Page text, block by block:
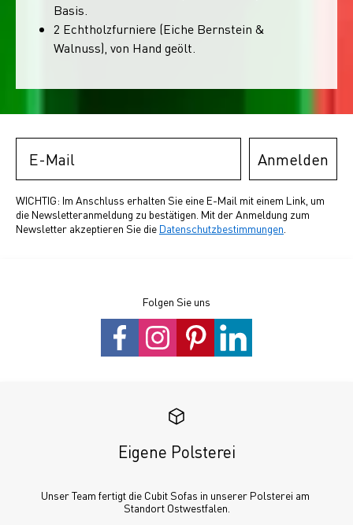
Basis.
2 Echtholzfurniere (Eiche Bernstein &
Walnuss), von Hand geölt.
Anmelden
WICHTIG: Im Anschluss erhalten Sie eine E-Mail mit einem Link, um
die Newsletteranmeldung zu bestätigen. Mit der Anmeldung zum
Newsletter akzeptieren Sie die Datenschutzbestimmungen
Folgen Sie uns
Eigene Polsterei
Unser Team fertigt die Cubit Sofas in unserer Polsterei am
Standort Ostwestfalen.